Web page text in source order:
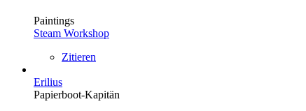
Paintings
Steam Workshop
Zitieren
Erilius
Papierboot-Kapitän